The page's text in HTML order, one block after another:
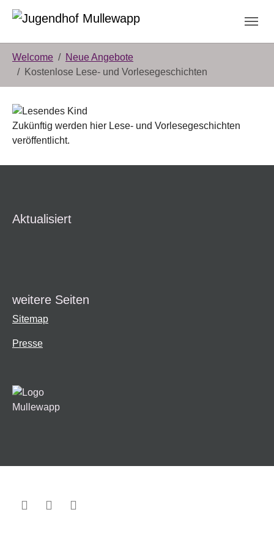
Welcome
Neue Angebote
Kostenlose Lese- und Vorlesegeschichten
Zukünftig werden hier Lese- und Vorlesegeschichten
veröffentlicht.
Aktualisiert
weitere Seiten
Sitemap
Presse
FacebookTwitterInstagram